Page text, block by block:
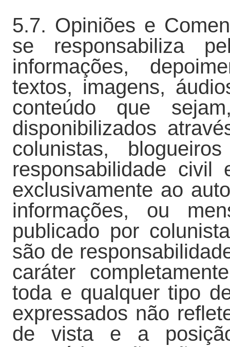
5.7. Opiniões e
se responsabiliza
informações,
textos, imagens,
conteúdo que
disponibilizados
colunistas,
responsabilidade
exclusivamente ao
informações, ou
publicado por
são de
caráter
toda e qualquer tipo
expressados não
de vista e a